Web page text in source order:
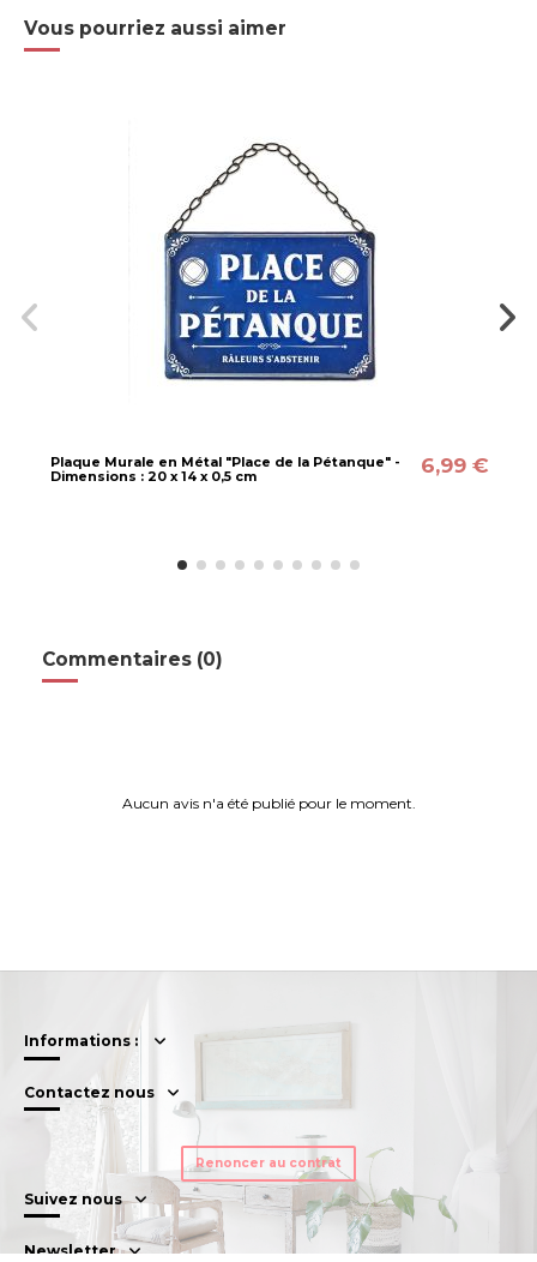
Vous pourriez aussi aimer
Plaque Murale en Métal "Place de la Pétanque" -
Dimensions : 20 x 14 x 0,5 cm
6,99 €
Commentaires (0)
Aucun avis n'a été publié pour le moment.
Informations :
Contactez nous
Renoncer au contrat
Suivez nous
Newsletter